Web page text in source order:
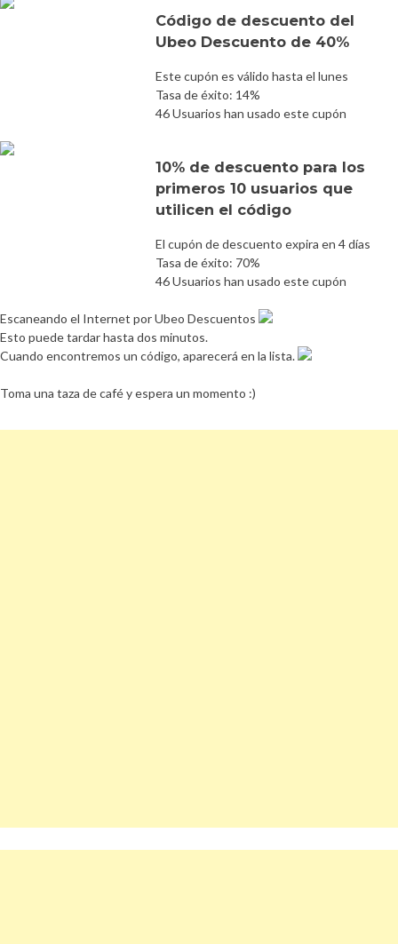
Código de descuento del
Ubeo Descuento de 40%
Este cupón es válido hasta el lunes
Tasa de éxito: 14%
46 Usuarios han usado este cupón
10% de descuento para los
primeros 10 usuarios que
utilicen el código
El cupón de descuento expira en 4 días
Tasa de éxito: 70%
46 Usuarios han usado este cupón
Escaneando el Internet por Ubeo Descuentos
Esto puede tardar hasta dos minutos.
Cuando encontremos un código, aparecerá en la lista.
Toma una taza de café y espera un momento :)